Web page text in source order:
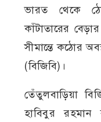
ভারত থেকে
কাঁটাতারের
সীমান্তে কঠোর
(বিজিবি)।
তেঁতুলবাড়িয়া
হাবিবুর রহমান